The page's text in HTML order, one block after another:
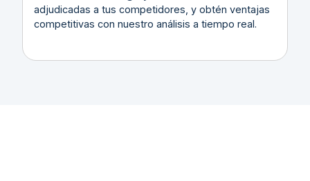
adjudicadas a tus competidores, y obtén ventajas
competitivas con nuestro análisis a tiempo real.